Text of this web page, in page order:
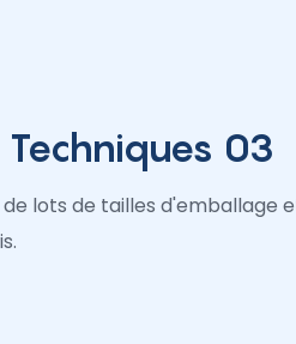
03
lots de tailles d'emballage